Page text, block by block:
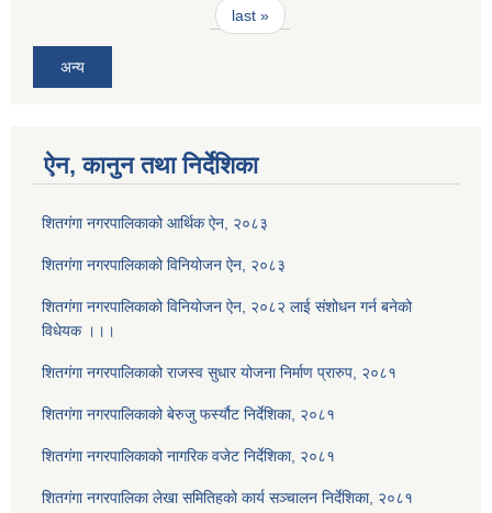
last »
अन्य
ऐन, कानुन तथा निर्देशिका
शितगंगा नगरपालिकाको आर्थिक ऐन, २०८३
शितगंगा नगरपालिकाको विनियोजन ऐन, २०८३
शितगंगा नगरपालिकाको विनियोजन ऐन, २०८२ लाई संशोधन गर्न बनेको
विधेयक ।।।
शितगंगा नगरपालिकाको राजस्व सुधार योजना निर्माण प्रारुप, २०८१
शितगंगा नगरपालिकाको बेरुजु फर्स्यौट निर्देशिका, २०८१
शितगंगा नगरपालिकाको नागरिक वजेट निर्देशिका, २०८१
शितगंगा नगरपालिका लेखा समितिहको कार्य सञ्चालन निर्देशिका, २०८१